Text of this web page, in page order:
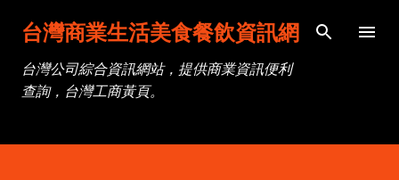
跳到主要內容
台灣商業生活美食餐飲資訊網
台灣公司綜合資訊網站，提供商業資訊便利
查詢，台灣工商黃頁。